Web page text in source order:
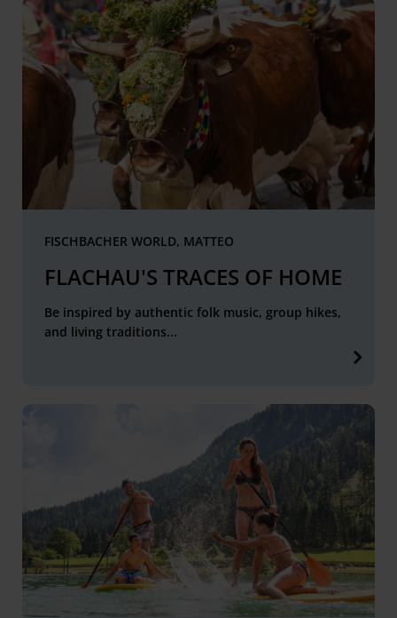
FISCHBACHER WORLD, MATTEO
FLACHAU'S TRACES OF HOME
Be inspired by authentic folk music, group hikes,
and living traditions...